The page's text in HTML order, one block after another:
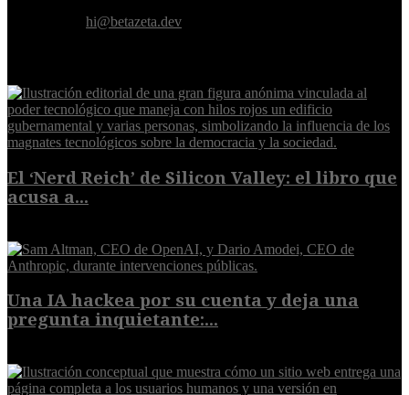
hi@betazeta.dev
El ‘Nerd Reich’ de Silicon Valley: el libro que
acusa a...
Una IA hackea por su cuenta y deja una
pregunta inquietante:...